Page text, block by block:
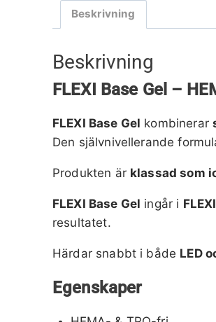
Beskrivning
Beskrivning
FLEXI Base Gel –
FLEXI Base Gel kombinerar
Den självnivellerande
Produkten är klassad som
FLEXI Base Gel ingår i
resultatet.
Härdar snabbt i både LED
Egenskaper